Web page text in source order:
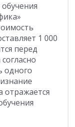
1 000
перед
одного
отражается